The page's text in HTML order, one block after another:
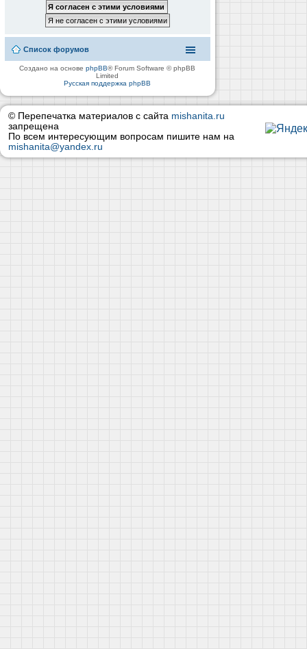
Список форумов
Создано на основеphpBB® Forum Software © phpBB
Limited
Русская поддержка phpBB
© Перепечатка материалов с сайта mishanita.ru
запрещена
По всем интересующим вопросам пишите нам на
mishanita@yandex.ru